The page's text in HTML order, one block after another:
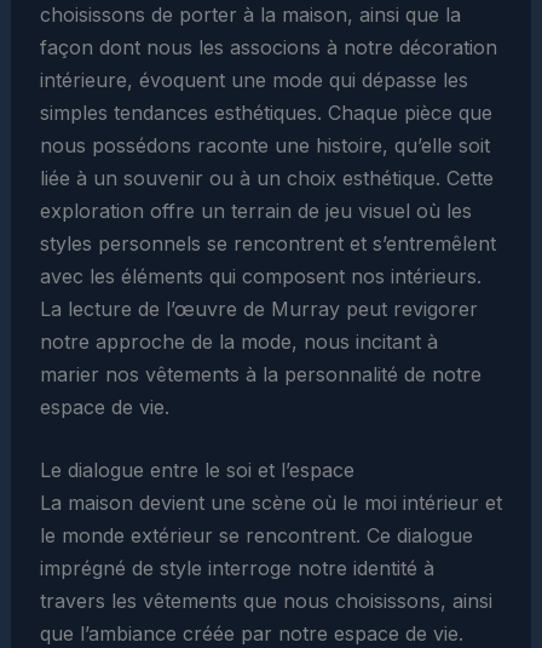
choisissons de porter à la maison, ainsi que la
façon dont nous les associons à notre décoration
intérieure, évoquent une mode qui dépasse les
simples tendances esthétiques. Chaque pièce que
nous possédons raconte une histoire, qu’elle soit
liée à un souvenir ou à un choix esthétique. Cette
exploration offre un terrain de jeu visuel où les
styles personnels se rencontrent et s’entremêlent
avec les éléments qui composent nos intérieurs.
La lecture de l’œuvre de Murray peut revigorer
notre approche de la mode, nous incitant à
marier nos vêtements à la personnalité de notre
espace de vie.
Le dialogue entre le soi et l’espace
La maison devient une scène où le moi intérieur et
le monde extérieur se rencontrent. Ce dialogue
imprégné de style interroge notre identité à
travers les vêtements que nous choisissons, ainsi
que l’ambiance créée par notre espace de vie.